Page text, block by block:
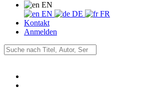
EN
EN
DE
FR
Kontakt
Anmelden